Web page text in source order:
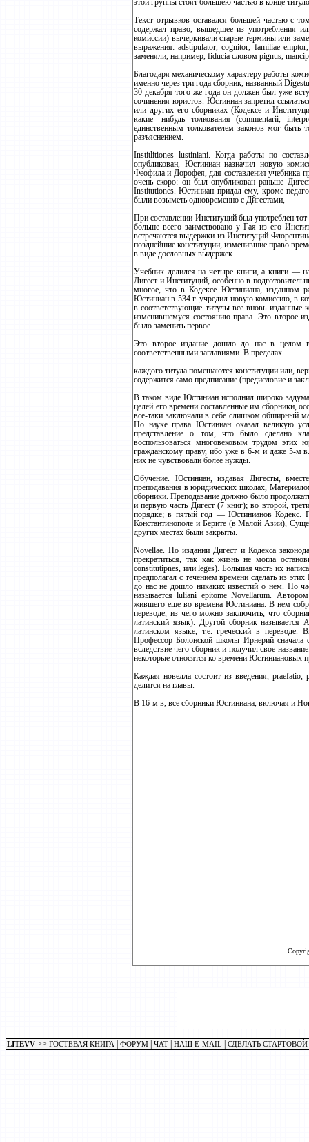
этой группы стоят большею частью в конце
Текст отрывков оставался большей частью с
содержал право, вышедшее из употребления
комиссии) вычеркивали старые термины или
выражения: adstipulator, cognitor, familiae
заменяли, например, fiducia словом pignus,
Благодаря механическому характеру работы
именно через три года сборник, названный
30 декабря того же года он должен был уже
сочинения юристов. Юстиниан запретил
или других его сборниках (Кодексе и
какие—нибудь толкования (commentarii,
единственным толкователем законов мог быть
разъяснением.
Institlitiones lustiniani. Когда работы по
опубликован, Юстиниан назначил новую
Феофила и Дорофея, для составления учебника
очень скоро: он был опубликован раньше
Institutiones. Юстиниан придал ему, кроме
были возыметь одновременно с Дйгестами,
При составлении Институций был употреблен
больше всего заимствовано у Гая из его
встречаются выдержки из Институций
позднейшие конституции, изменившие право
в виде дословных выдержек.
Учебник делился на четыре книги, а книги —
Дигест и Институций, особенно в
многое, что в Кодексе Юстиниана, изданном
Юстиниан в 534 г. учредил новую комиссию, в
в соответствующие титулы все вновь изданные
изменившемуся состоянию права. Это второе
было заменить первое.
Это второе издание дошло до нас в целом
соответственными заглавиями. В пределах
каждого титула помещаются конституции или,
содержится само предписание (предисловие и
В таком виде Юстиниан исполнил широко
целей его времени составленные им сборники,
все-таки заключали в себе слишком обширный
Но науке права Юстиниан оказал великую
представление о том, что было сделано
воспользоваться многовековым трудом этих
гражданскому праву, ибо уже в 6-м и даже 5-м
них не чувствовали более нужды.
Обучение. Юстиниан, издавая Дигесты,
преподавания в юридических школах,
сборники. Преподавание должно было
и первую часть Дигест (7 книг); во второй,
порядке; в пятый год — Юстинианов Кодекс.
Константинополе и Берите (в Малой Азии),
других местах были закрыты.
Novellae. По издании Дигест и Кодекса
прекратиться, так как жизнь не могла
constitutipnes, или leges). Большая часть их
предполагал с течением времени сделать из
до нас не дошло никаких известий о нем. Но
называется luliani epitome Novellarum.
жившего еще во времена Юстиниана. В нем
переводе, из чего можно заключить, что
латинский язык). Другой сборник
латинском языке, т.е. греческий в переводе.
Профессор Болонской школы Ирнерий сначала
вследствие чего сборник и получил свое
некоторые относятся ко времени Юстиниановых
Каждая новелла состоит из введения, praefatio,
делится на главы.
В 16-м в, все сборники Юстиниана, включая и
LITEVV >> ГОСТЕВАЯ КНИГА ФОРУМ ЧАТ НАШ E-MAIL СДЕЛАТЬ СТАРТОВОЙ